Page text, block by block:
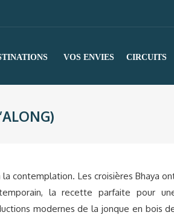
VOS ENVIES CIRCUITS
contemplation. Les croisières Bhaya
la recette parfaite pour
modernes de la jonque en bois